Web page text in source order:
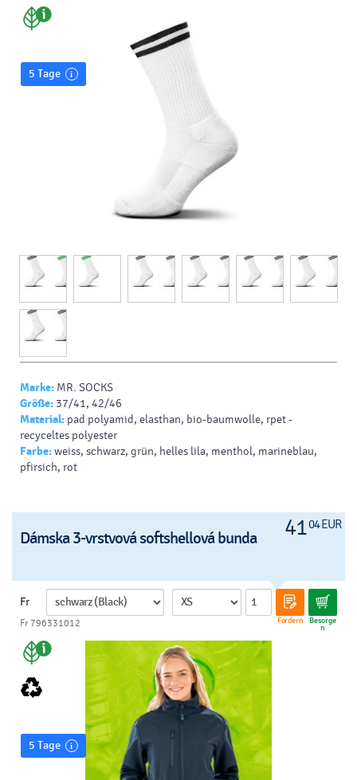
5 Tage
Marke: MR. SOCKS
Größe: 37/41, 42/46
Material: pad polyamid, elasthan, bio-baumwolle, rpet -
recyceltes polyester
Farbe:weiss, schwarz, grün, helles lila, menthol, marineblau,
pfirsich, rot
4104 EUR
Dámska 3-vrstvová softshellová bunda
Fr
Fordern Besorge
n
Fr 796331012
5 Tage